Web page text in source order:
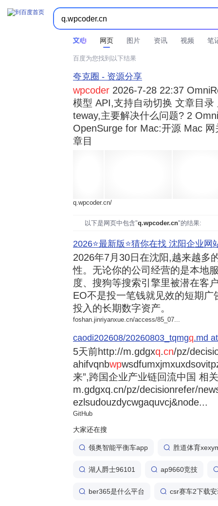
网页 图片 资讯 视频 笔
时间不限  所有网页和文件  站点内检索 
百度为您找到以下结果
夸克圈 - 资源分享
wpcoder 2026-7-28 22:37
模型 API,支持自动切换 文章目
teway,主要解决什么问题? 2
OpenSurge for Mac:开源 Mac
章目
q.wpcoder.cn/
以下是网页中包含"q.wpcoder.cn"的结果:
2026⭐️最新版⭐️猜你在找 沈阳企业网
2026年7月30日在沈阳,越来越多
性。无论你的公司经营的是本地
度、搜狗等搜索引擎里被潜在客
EO不是投一笔钱就见效的短期
投入的长期数字资产。
foshan.jinriyanxue.cn/access/85_07...
caodi202608/20260803_tqmgq.md
5天前http://m.gdgxq.cn/pz/
ahifvqnbwp
来”,跨国企业产业链回流中国 相
m.gdgxq.cn/pz/decisionrefer/
ezlsudouzdycwgaquvcj&node...
GitHub
大家还在搜
领奥智能平衡车app 胜道体育
湖人爵士96101 ap9660竞技
ber365是什么平台 csr赛车2下载